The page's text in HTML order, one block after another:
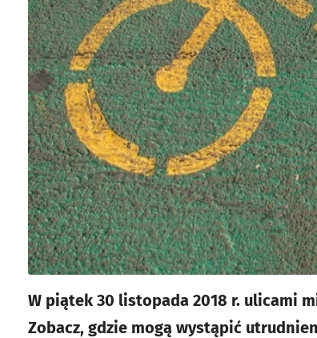
W piątek 30 listopada 2018 r. ulicami
Zobacz, gdzie mogą wystąpić